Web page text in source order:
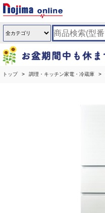
トップ 調理・キッチン家電・冷蔵庫